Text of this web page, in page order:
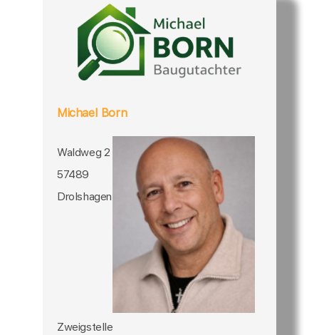
Michael Born
Waldweg 2
57489
Drolshagen
Zweigstelle